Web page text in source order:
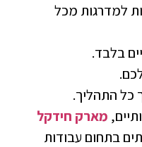
מכל
התהליך.
מארק חידקל
עבודות